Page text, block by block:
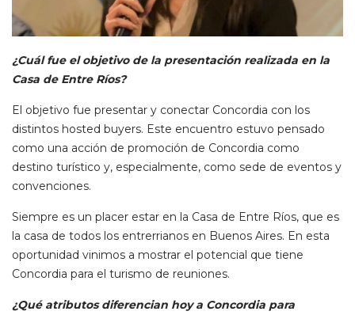
¿Cuál fue el objetivo de la presentación realizada en la
Casa de Entre Ríos?
El objetivo fue presentar y conectar Concordia con los
distintos hosted buyers. Este encuentro estuvo pensado
como una acción de promoción de Concordia como
destino turístico y, especialmente, como sede de eventos y
convenciones.
Siempre es un placer estar en la Casa de Entre Ríos, que es
la casa de todos los entrerrianos en Buenos Aires. En esta
oportunidad vinimos a mostrar el potencial que tiene
Concordia para el turismo de reuniones.
¿Qué atributos diferencian hoy a Concordia para